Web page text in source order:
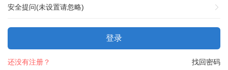
安全提问(未设置请忽略)
登录
找回密码
还没有注册？